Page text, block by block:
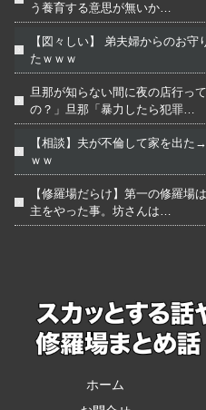
う養育する意思が無いか…
【図々しい】 弟夫婦からのお
たｗｗｗ
旦那が知らない間に夜の店行っ
の？」旦那「暴力したら犯罪…
【相談】夫が不倫して家を出
ｗｗ
【修羅場だらけ】第一の修羅場
主をやった事。坊さんは…
ホーム